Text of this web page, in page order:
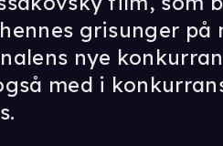
grisunger
nye
med i